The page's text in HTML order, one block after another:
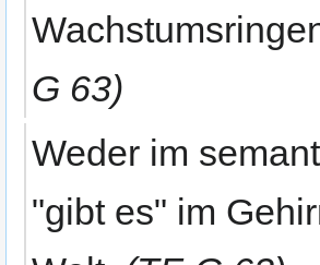
G 63)
Weder im
"gibt es" im